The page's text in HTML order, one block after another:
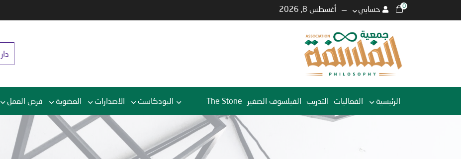
0 حسابي أغسطس 8, 2026
الرئيسية الفعاليات التدريب الفيلسوف الصغير The Stone البودكاست الاصدارات العضوية فرص العمل